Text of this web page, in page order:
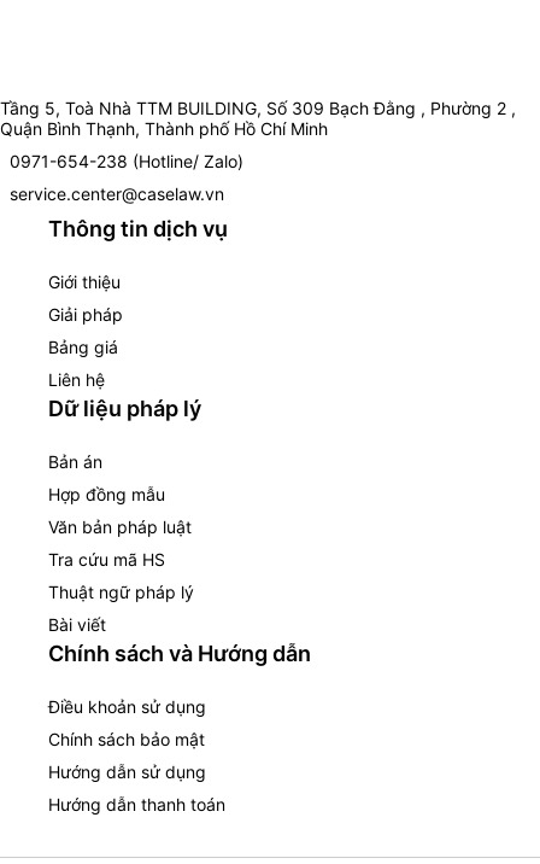
Tầng 5, Toà Nhà TTM BUILDING, Số 309 Bạch Đằng , Phường 2 ,
Quận Bình Thạnh, Thành phố Hồ Chí Minh
0971-654-238 (Hotline/ Zalo)
service.center@caselaw.vn
Thông tin dịch vụ
Giới thiệu
Giải pháp
Bảng giá
Liên hệ
Dữ liệu pháp lý
Bản án
Hợp đồng mẫu
Văn bản pháp luật
Tra cứu mã HS
Thuật ngữ pháp lý
Bài viết
Chính sách và Hướng dẫn
Điều khoản sử dụng
Chính sách bảo mật
Hướng dẫn sử dụng
Hướng dẫn thanh toán